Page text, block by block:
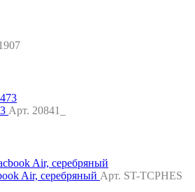
Арт. 20841_
Air, серебряный Арт. ST-TCPHES